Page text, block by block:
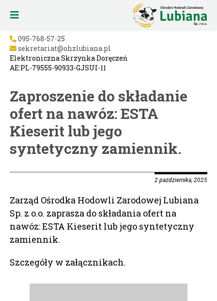
095-768-57-25
sekretariat@ohzlubiana.pl
Elektroniczna Skrzynka Doręczeń
AE:PL-79555-90933-GJSUI-11
Zaproszenie do składanie
ofert na nawóz: ESTA
Kieserit lub jego
syntetyczny zamiennik.
2 października, 2025
Zarząd Ośrodka Hodowli Zarodowej Lubiana
Sp. z o.o. zaprasza do składania ofert na
nawóz: ESTA Kieserit lub jego syntetyczny
zamiennik.
Szczegóły w załącznikach.